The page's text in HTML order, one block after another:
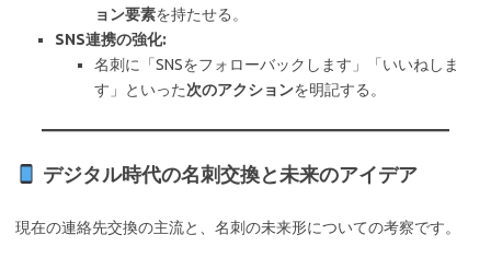
ョン要素を持たせる。
SNS連携の強化:
名刺に「SNSをフォローバックします」「いいねしま
す」といった次のアクションを明記する。
デジタル時代の名刺交換と未来のアイデア
現在の連絡先交換の主流と、名刺の未来形についての考察です。